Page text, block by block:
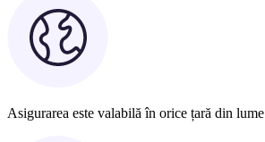
Asigurarea este valabilă în orice țară din lume